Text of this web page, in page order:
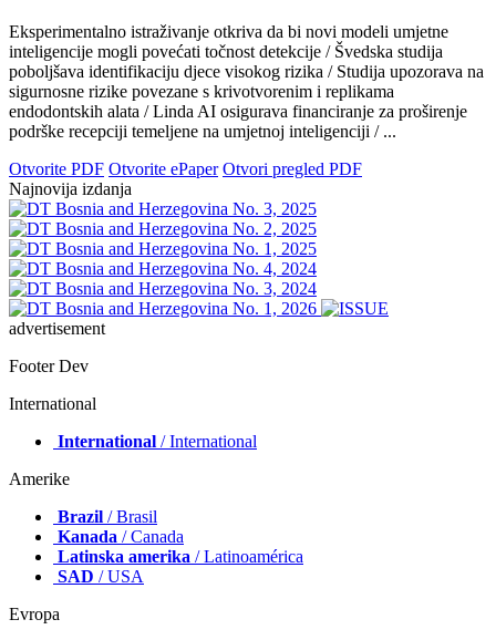
Eksperimentalno istraživanje otkriva da bi novi modeli umjetne
inteligencije mogli povećati točnost detekcije / Švedska studija
poboljšava identifikaciju djece visokog rizika / Studija upozorava na
sigurnosne rizike povezane s krivotvorenim i replikama
endodontskih alata / Linda AI osigurava financiranje za proširenje
podrške recepciji temeljene na umjetnoj inteligenciji / ...
Otvorite PDF Otvorite ePaper Otvori pregled PDF
Najnovija izdanja
advertisement
Footer Dev
International
International / International
Amerike
Brazil / Brasil
Kanada / Canada
Latinska amerika / Latinoamérica
SAD / USA
Evropa